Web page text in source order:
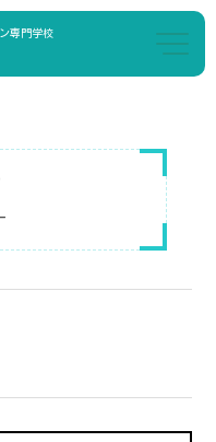
専門学校